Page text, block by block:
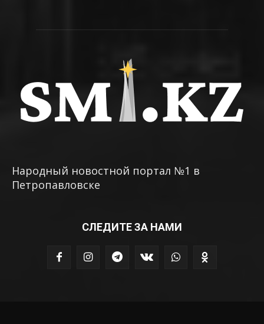
Народный новостной портал №1 в
Петропавловске
СЛЕДИТЕ ЗА НАМИ